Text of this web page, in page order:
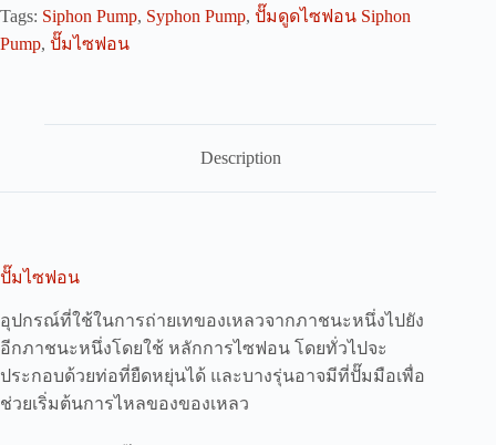
Tags: Siphon Pump, Syphon Pump, ปั๊มดูดไซฟอน Siphon
Pump, ปั๊มไซฟอน
Description
ปั๊มไซฟอน
อุปกรณ์ที่ใช้ในการถ่ายเทของเหลวจากภาชนะหนึ่งไปยัง
อีกภาชนะหนึ่งโดยใช้ หลักการไซฟอน โดยทั่วไปจะ
ประกอบด้วยท่อที่ยืดหยุ่นได้ และบางรุ่นอาจมีที่ปั๊มมือเพื่อ
ช่วยเริ่มต้นการไหลของของเหลว